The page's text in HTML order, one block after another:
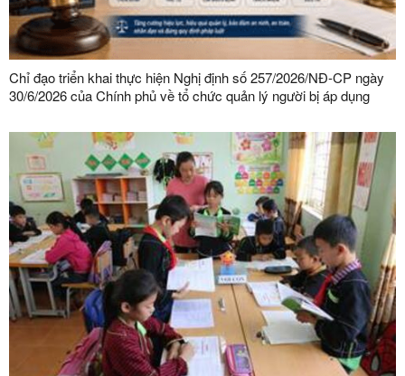
Chỉ đạo triển khai thực hiện Nghị định số 257/2026/NĐ-CP ngày
30/6/2026 của Chính phủ về tổ chức quản lý người bị áp dụng